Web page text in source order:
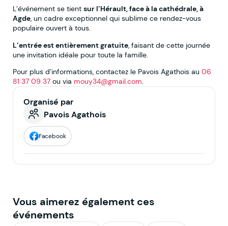
L’événement se tient sur l’Hérault, face à la cathédrale, à
Agde, un cadre exceptionnel qui sublime ce rendez-vous
populaire ouvert à tous.
L’entrée est entièrement gratuite , faisant de cette journée
une invitation idéale pour toute la famille.
Pour plus d’informations, contactez le Pavois Agathois au 06
81 37 09 37 ou via mouy34@gmail.com.
Organisé par
Pavois Agathois
Facebook
Vous aimerez également ces
événements